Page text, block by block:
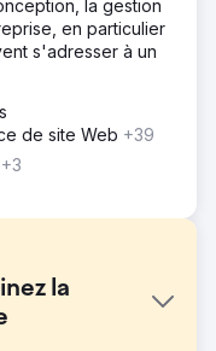
la gestion
en particulier
s'adresser à un
de site Web +39
+3
la